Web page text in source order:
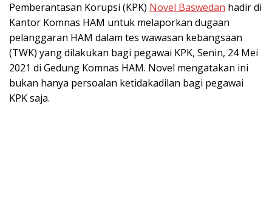
Pemberantasan Korupsi (KPK) Novel Baswedan hadir di
Kantor Komnas HAM untuk melaporkan dugaan
pelanggaran HAM dalam tes wawasan kebangsaan
(TWK) yang dilakukan bagi pegawai KPK, Senin, 24 Mei
2021 di Gedung Komnas HAM. Novel mengatakan ini
bukan hanya persoalan ketidakadilan bagi pegawai
KPK saja.